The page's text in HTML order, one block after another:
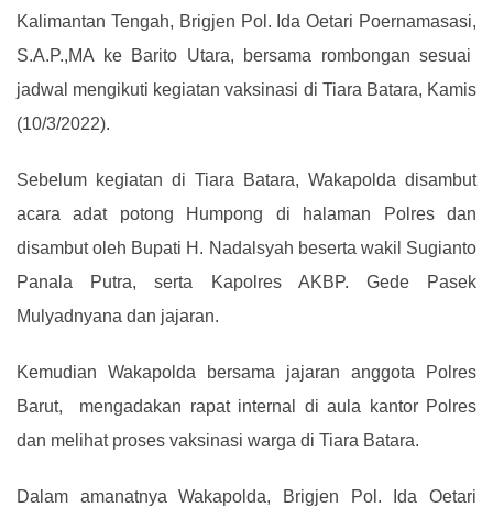
Kalimantan Tengah, Brigjen Pol. Ida Oetari Poernamasasi,
S.A.P.,MA ke Barito Utara, bersama rombongan sesuai
jadwal mengikuti kegiatan vaksinasi di Tiara Batara, Kamis
(10/3/2022).
Sebelum kegiatan di Tiara Batara, Wakapolda disambut
acara adat potong Humpong di halaman Polres dan
disambut oleh Bupati H. Nadalsyah beserta wakil Sugianto
Panala Putra, serta Kapolres AKBP. Gede Pasek
Mulyadnyana dan jajaran.
Kemudian Wakapolda bersama jajaran anggota Polres
Barut, mengadakan rapat internal di aula kantor Polres
dan melihat proses vaksinasi warga di Tiara Batara.
Dalam amanatnya Wakapolda, Brigjen Pol. Ida Oetari